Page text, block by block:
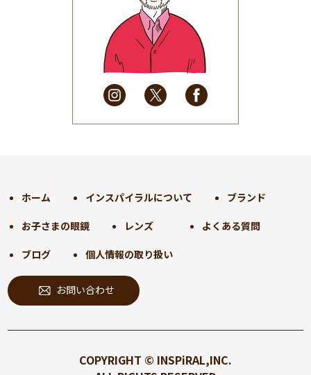
2025年6月(48)
2025年5月
(41)
2025年4月
(32)
2025年3月(31)
2025年2月
(28)
2025年1月
(34)
2024年9月(30)
2024年7月(31)
2024年6月(30)
2024年5月
2024年4月 (32)
2024年2月(31)
2024年1月(45)
ホーム インスパイラルについて ブランド
お子さまの眼鏡 レンズ よくある質問
ブログ 個人情報の取り扱い
お問い合わせ
COPYRIGHT © INSPiRAL,INC.